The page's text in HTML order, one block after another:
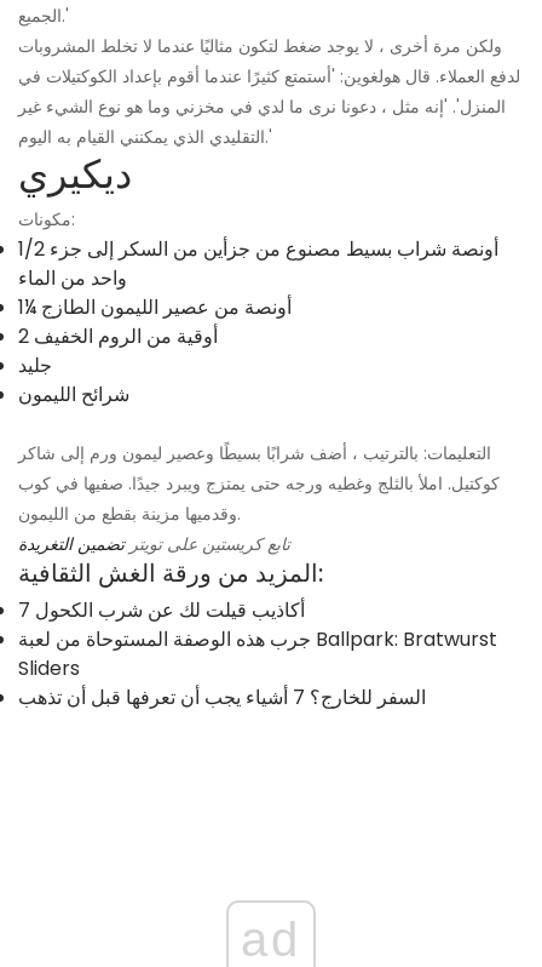
الجميع.'
ولكن مرة أخرى ، لا يوجد ضغط لتكون مثاليًا عندما لا تخلط المشروبات
لدفع العملاء. قال هولغوين: 'أستمتع كثيرًا عندما أقوم بإعداد الكوكتيلات في
المنزل'. 'إنه مثل ، دعونا نرى ما لدي في مخزني وما هو نوع الشيء غير
التقليدي الذي يمكنني القيام به اليوم.'
ديكيري
مكونات:
1/2 أونصة شراب بسيط مصنوع من جزأين من السكر إلى جزء
واحد من الماء
1¼ أونصة من عصير الليمون الطازج
2 أوقية من الروم الخفيف
جليد
شرائح الليمون
التعليمات: بالترتيب ، أضف شرابًا بسيطًا وعصير ليمون ورم إلى شاكر
كوكتيل. املأ بالثلج وغطيه ورجه حتى يمتزج ويبرد جيدًا. صفيها في كوب
وقدميها مزينة بقطع من الليمون.
تابع كريستين على تويتر تضمين التغريدة
المزيد من ورقة الغش الثقافية:
7 أكاذيب قيلت لك عن شرب الكحول
جرب هذه الوصفة المستوحاة من لعبة Ballpark: Bratwurst
Sliders
السفر للخارج؟ 7 أشياء يجب أن تعرفها قبل أن تذهب
ad